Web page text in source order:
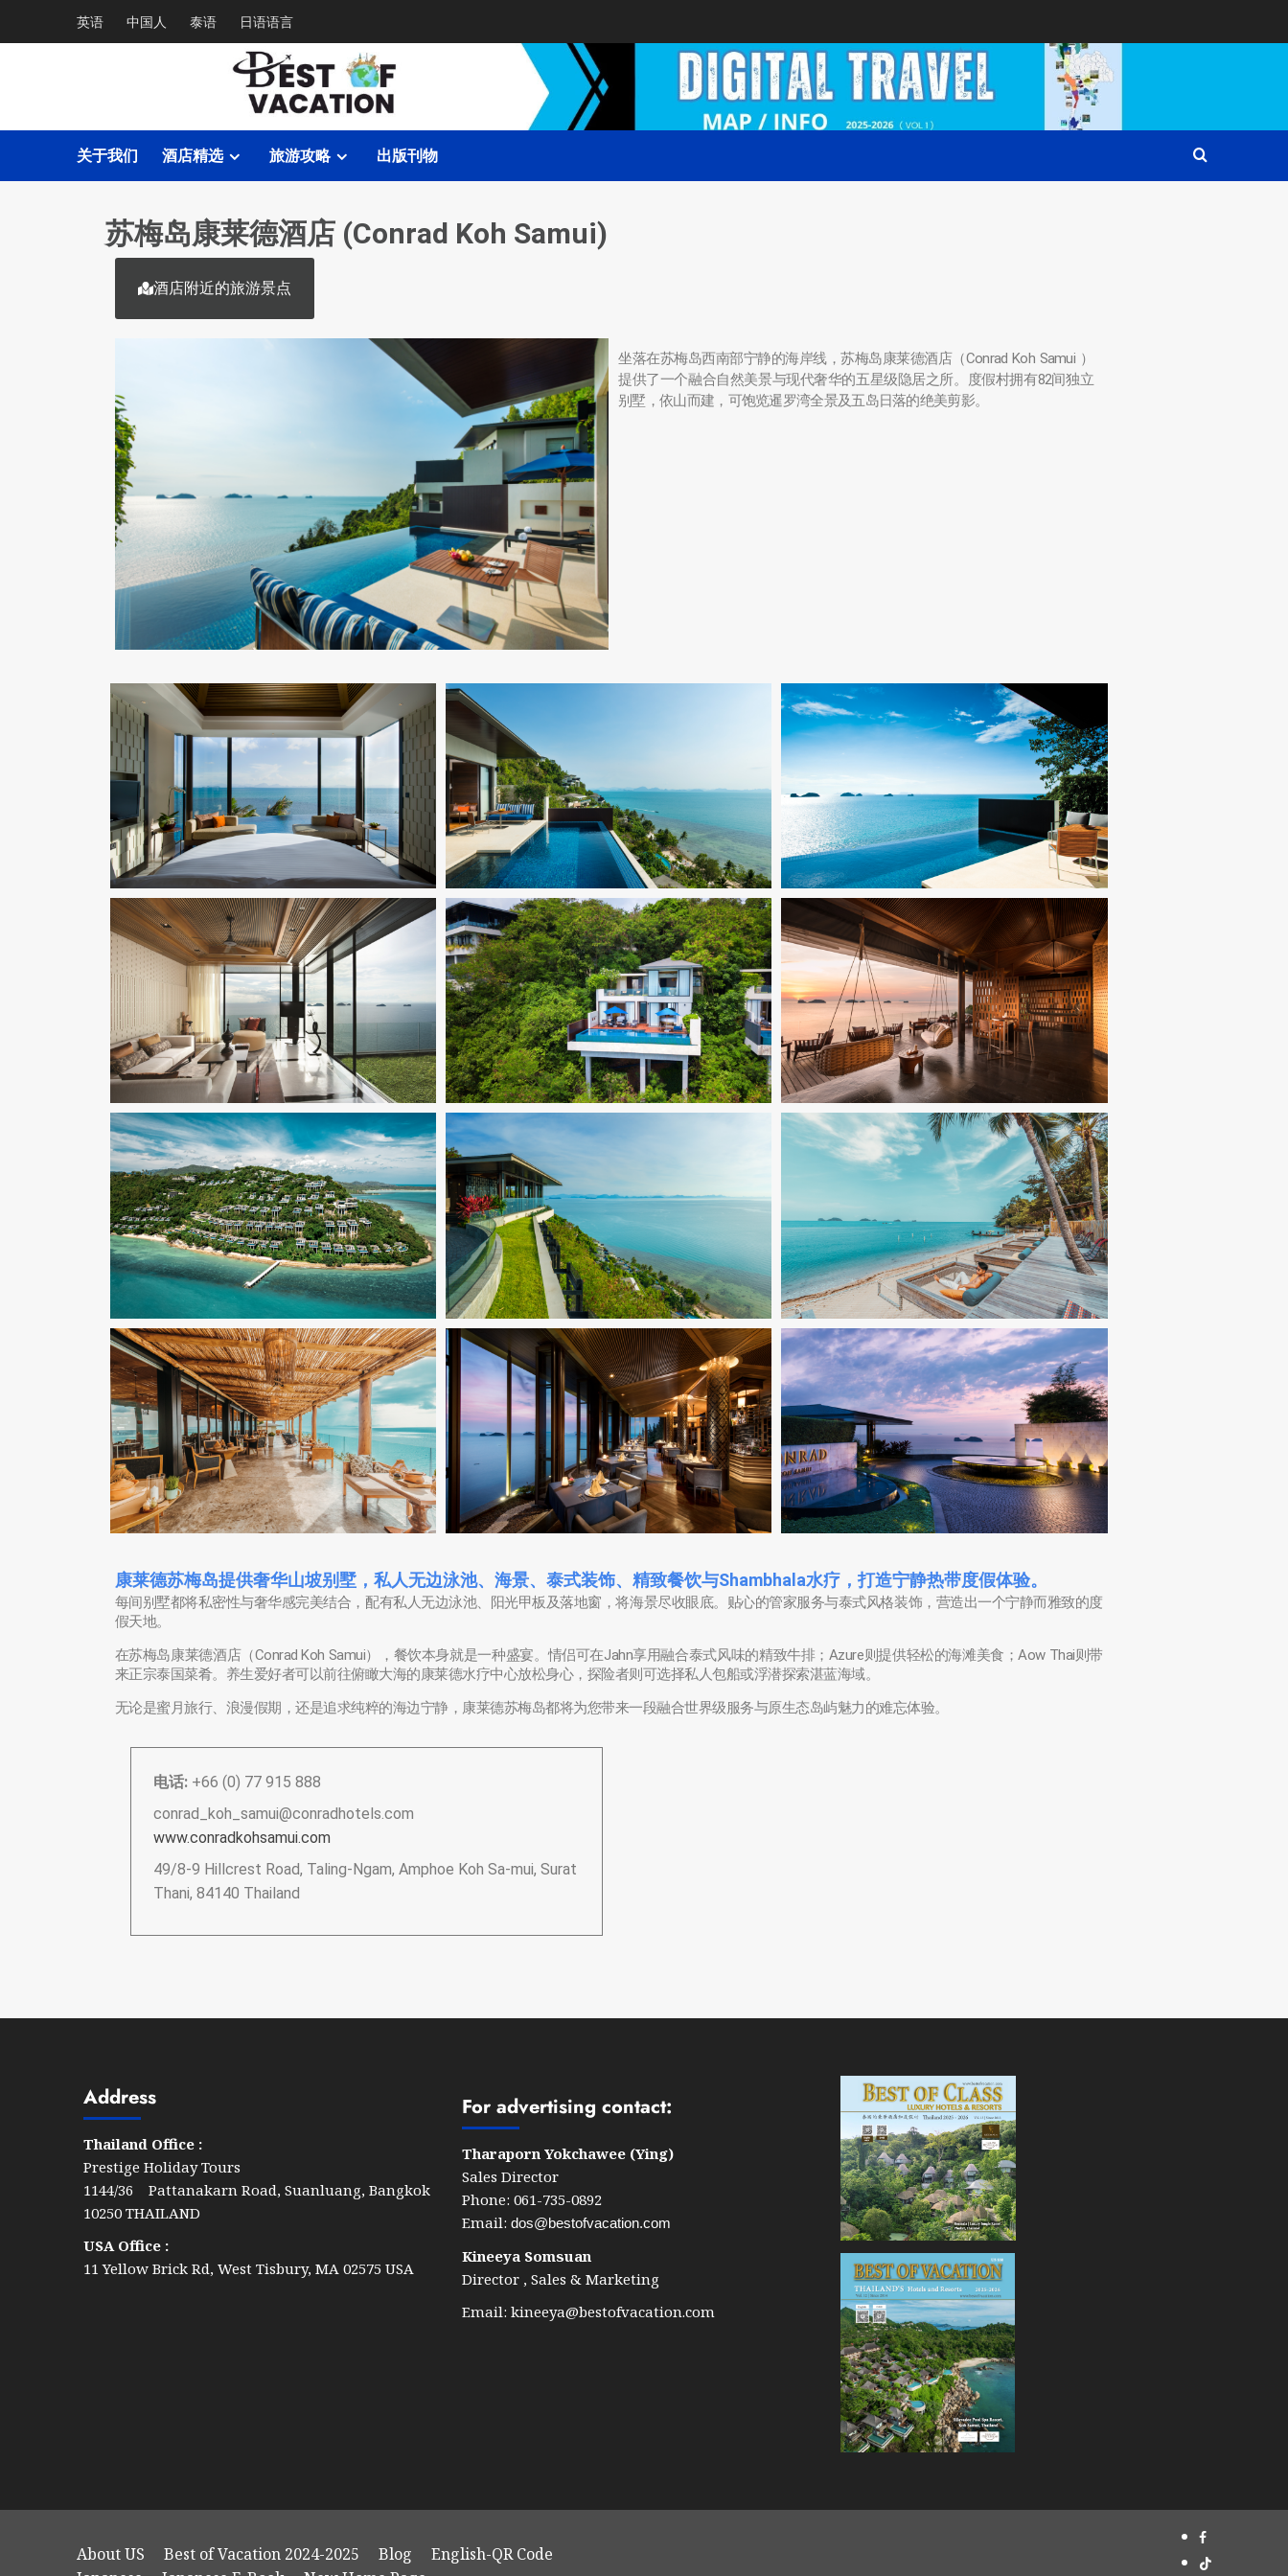
英语 中国人 泰语 日语语言
关于我们 酒店精选 旅游攻略 出版刊物
苏梅岛康莱德酒店 (Conrad Koh Samui)
酒店附近的旅游景点
坐落在苏梅岛西南部宁静的海岸线，苏梅岛康莱德酒店（Conrad Koh Samui ）
提供了一个融合自然美景与现代奢华的五星级隐居之所。度假村拥有82间独立
别墅，依山而建，可饱览暹罗湾全景及五岛日落的绝美剪影。
康莱德苏梅岛提供奢华山坡别墅，私人无边泳池、海景、泰式装饰、精致餐饮与Shambhala水疗，打造宁静热带度假体验。
每间别墅都将私密性与奢华感完美结合，配有私人无边泳池、阳光甲板及落地窗，将海景尽收眼底。贴心的管家服务与泰式风格装饰，营造出一个宁静而雅致的度
假天地。
在苏梅岛康莱德酒店（Conrad Koh Samui），餐饮本身就是一种盛宴。情侣可在Jahn享用融合泰式风味的精致牛排；Azure则提供轻松的海滩美食；Aow Thai则带
来正宗泰国菜肴。养生爱好者可以前往俯瞰大海的康莱德水疗中心放松身心，探险者则可选择私人包船或浮潜探索湛蓝海域。
无论是蜜月旅行、浪漫假期，还是追求纯粹的海边宁静，康莱德苏梅岛都将为您带来一段融合世界级服务与原生态岛屿魅力的难忘体验。
电话:+66 (0) 77 915 888
conrad_koh_samui@conradhotels.com
www.conradkohsamui.com
49/8-9 Hillcrest Road, Taling-Ngam, Amphoe Koh Sa-mui, Surat
Thani, 84140 Thailand
Address
Thailand Office :
Prestige Holiday Tours
1144/36 Pattanakarn Road, Suanluang, Bangkok
10250 THAILAND
USA Office :
11 Yellow Brick Rd, West Tisbury, MA 02575 USA
For advertising contact:
Tharaporn Yokchawee (Ying)
Sales Director
Phone: 061-735-0892
Email: dos@bestofvacation.com
Kineeya Somsuan
Director , Sales & Marketing
Email: kineeya@bestofvacation.com
About US Best of Vacation 2024-2025 Blog
English-QR Code